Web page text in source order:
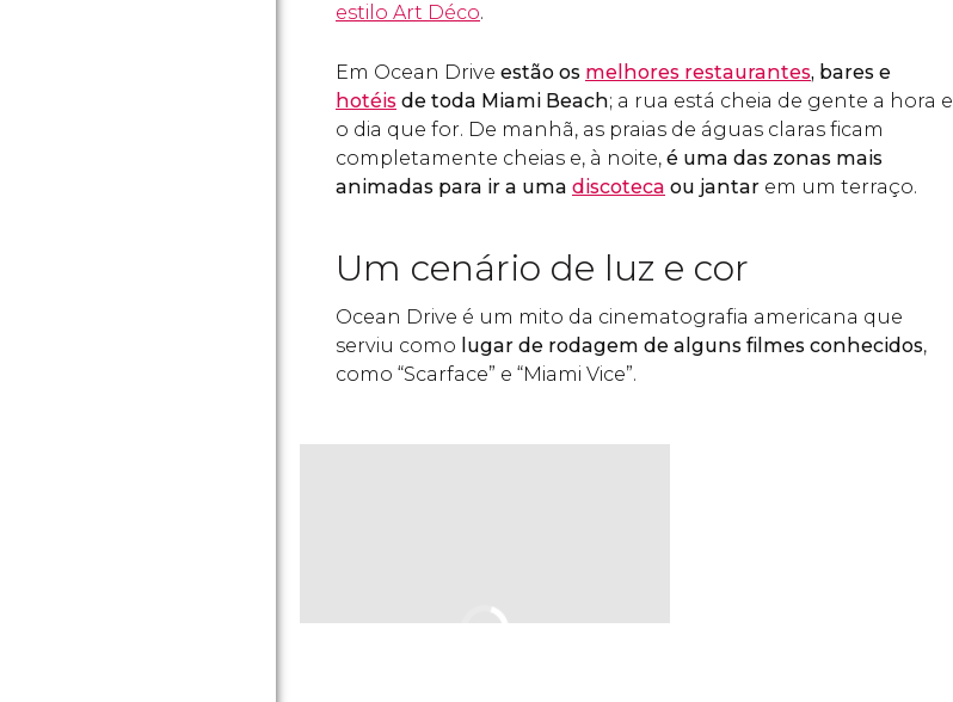
estilo Art Déco.
Em Ocean Drive estão os melhores restaurantes, bares e
hotéis de toda Miami Beach; a rua está cheia de gente a hora e
o dia que for. De manhã, as praias de águas claras ficam
completamente cheias e, à noite, é uma das zonas mais
animadas para ir a uma discoteca ou jantar em um terraço.
Um cenário de luz e cor
Ocean Drive é um mito da cinematografia americana que
serviu como lugar de rodagem de alguns filmes conhecidos,
como “Scarface” e “Miami Vice”.